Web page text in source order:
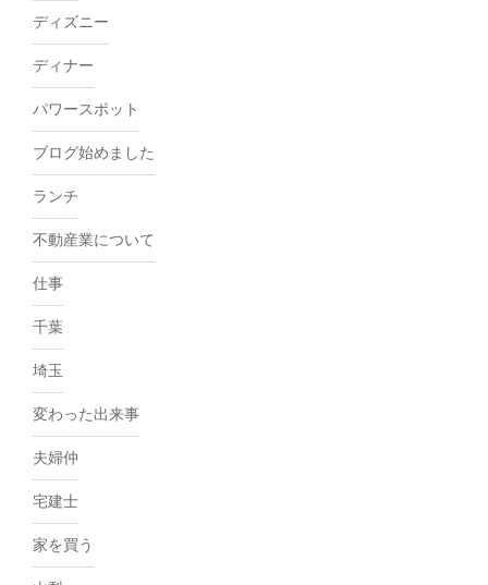
ディズニー
ディナー
パワースポット
ブログ始めました
ランチ
不動産業について
仕事
千葉
埼玉
変わった出来事
夫婦仲
宅建士
家を買う